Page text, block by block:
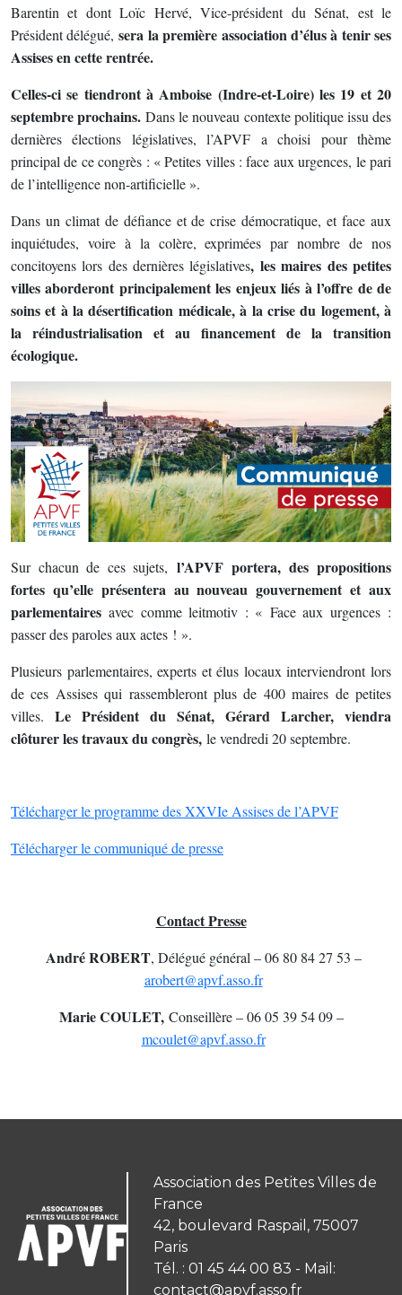
Barentin et dont Loïc Hervé, Vice-président du Sénat, est le
Président délégué, sera la première association d’élus à tenir ses
Assises en cette rentrée.
Celles-ci se tiendront à Amboise (Indre-et-Loire) les 19 et 20
septembre prochains. Dans le nouveau contexte politique issu des
dernières élections législatives, l’APVF a choisi pour thème
principal de ce congrès : « Petites villes : face aux urgences, le pari
de l’intelligence non-artificielle ».
Dans un climat de défiance et de crise démocratique, et face aux
inquiétudes, voire à la colère, exprimées par nombre de nos
concitoyens lors des dernières législatives, les maires des petites
villes aborderont principalement les enjeux liés à l’offre de de
soins et à la désertification médicale, à la crise du logement, à
la réindustrialisation et au financement de la transition
écologique.
Sur chacun de ces sujets, l’APVF portera, des propositions
fortes qu’elle présentera au nouveau gouvernement et aux
parlementaires avec comme leitmotiv : « Face aux urgences :
passer des paroles aux actes ! ».
Plusieurs parlementaires, experts et élus locaux interviendront lors
de ces Assises qui rassembleront plus de 400 maires de petites
villes. Le Président du Sénat, Gérard Larcher, viendra
clôturer les travaux du congrès, le vendredi 20 septembre.
Télécharger le programme des XXVIe Assises de l’APVF
Télécharger le communiqué de presse
Contact Presse
André ROBERT, Délégué général – 06 80 84 27 53 –
arobert@apvf.asso.fr
Marie COULET, Conseillère – 06 05 39 54 09 –
mcoulet@apvf.asso.fr
Association des Petites Villes de
France
42, boulevard Raspail, 75007
Paris
Tél. : 01 45 44 00 83 - Mail:
contact@apvf.asso.fr